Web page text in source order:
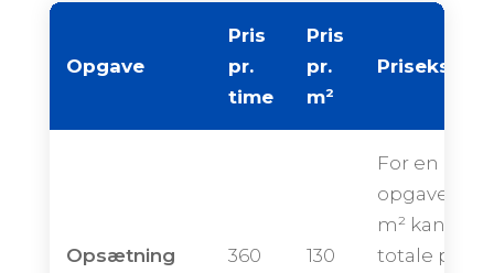
Opgave
Pris
pr.
time
Pris
pr.
m²
Opsætning
360
130
For en
opgave på
m² kan den
totale pris